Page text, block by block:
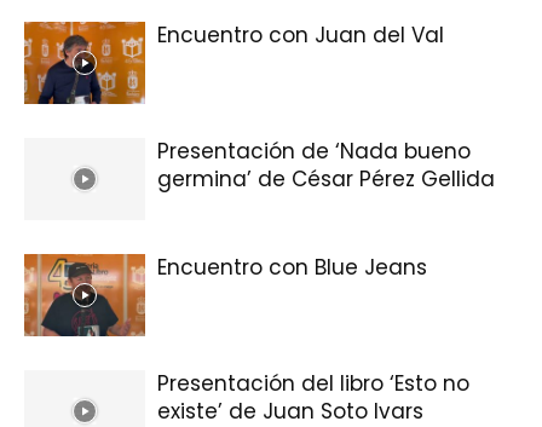
Encuentro con Juan del Val
Presentación de ‘Nada bueno
germina’ de César Pérez Gellida
Encuentro con Blue Jeans
Presentación del libro ‘Esto no
existe’ de Juan Soto Ivars